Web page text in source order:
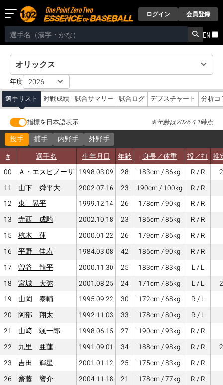
ログイン 会員登録
EN
年度
選手リスト
対戦成績 試合サマリー 試合ログ デプスチャート 分析コ
指標を日本語表示 ※年齢は2026.4.1時点
投手 捕手 内野手
外野手
#
選手名 生年月日 年齢 身長／体重 投／打 推
00
Ａ・エスピノーザ 1998.03.09 28 183cm / 86kg R / R
11
山下 舜平大 2002.07.16 23 190cm / 100kg
R / R
12
東 晃平 1999.12.14 26 178cm / 90kg
R / R
13
寺西 成騎 2002.10.18 23 186cm / 85kg
R / R
15
椋木 蓮 2000.01.22 26 179cm / 86kg
R / R
16
平野 佳寿 1984.03.08 42 186cm / 90kg
R / R
17
曽谷 龍平 2000.11.30 25 183cm / 83kg
L / L
18
宮城 大弥 2001.08.25 24 171cm / 85kg L / L
19
山岡 泰輔 1995.09.22 30 172cm / 68kg
R / L
20
阿部 翔太 1992.11.03 33 178cm / 80kg
R / L
21
山﨑 颯一郎 1998.06.15 27 190cm / 93kg
R / R
22
九里 亜蓮 1991.09.01 34 188cm / 98kg R / R
23
吉田 輝星 2001.01.12 25 175cm / 83kg
R / R
26
齋藤 響介 2004.11.18 21 178cm / 77kg
R / R